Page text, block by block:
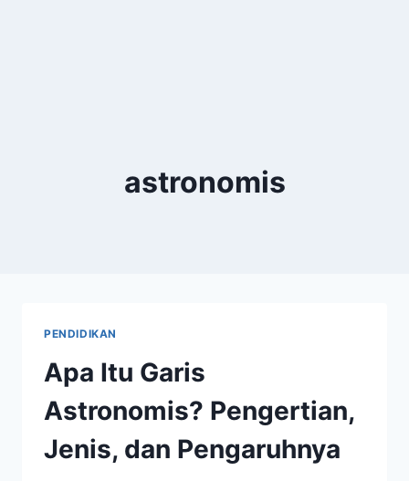
astronomis
PENDIDIKAN
Apa Itu Garis
Astronomis? Pengertian,
Jenis, dan Pengaruhnya